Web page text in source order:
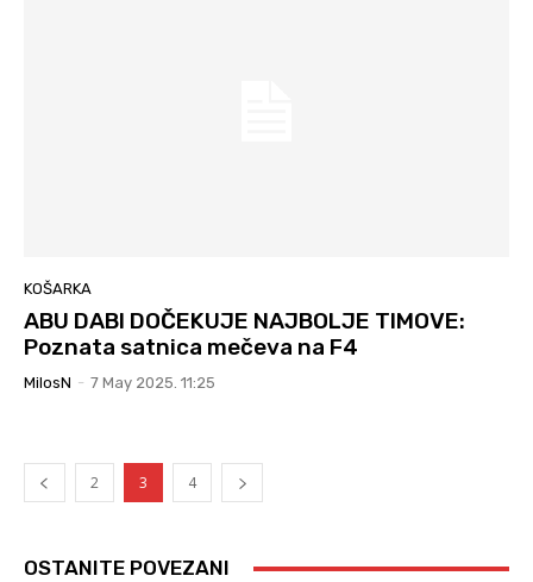
KOŠARKA
ABU DABI DOČEKUJE NAJBOLJE TIMOVE:
Poznata satnica mečeva na F4
MilosN - 7 May 2025. 11:25
2 3 4
OSTANITE POVEZANI